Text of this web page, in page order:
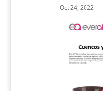
Oct 24, 2022